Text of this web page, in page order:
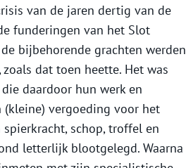
van de jaren dertig van de
funderingen van het Slot
bijbehorende grachten werden
dat toen heette. Het was
daardoor hun werk en
vergoeding voor het
schop, troffel en
letterlijk blootgelegd. Waarna